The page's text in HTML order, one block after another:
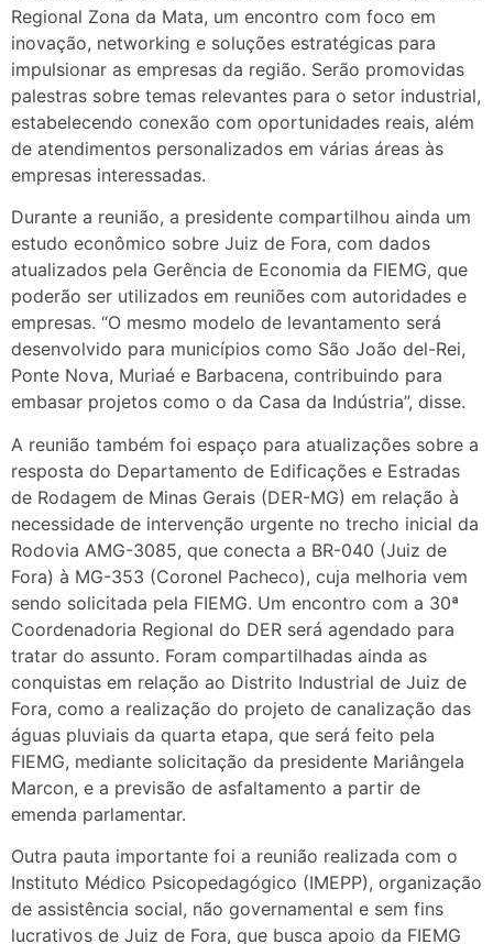
Regional Zona da Mata, um encontro com foco em
inovação, networking e soluções estratégicas para
impulsionar as empresas da região. Serão promovidas
palestras sobre temas relevantes para o setor industrial,
estabelecendo conexão com oportunidades reais, além
de atendimentos personalizados em várias áreas às
empresas interessadas.
Durante a reunião, a presidente compartilhou ainda um
estudo econômico sobre Juiz de Fora, com dados
atualizados pela Gerência de Economia da FIEMG, que
poderão ser utilizados em reuniões com autoridades e
empresas. “O mesmo modelo de levantamento será
desenvolvido para municípios como São João del-Rei,
Ponte Nova, Muriaé e Barbacena, contribuindo para
embasar projetos como o da Casa da Indústria”, disse.
A reunião também foi espaço para atualizações sobre a
resposta do Departamento de Edificações e Estradas
de Rodagem de Minas Gerais (DER-MG) em relação à
necessidade de intervenção urgente no trecho inicial da
Rodovia AMG-3085, que conecta a BR-040 (Juiz de
Fora) à MG-353 (Coronel Pacheco), cuja melhoria vem
sendo solicitada pela FIEMG. Um encontro com a 30ª
Coordenadoria Regional do DER será agendado para
tratar do assunto. Foram compartilhadas ainda as
conquistas em relação ao Distrito Industrial de Juiz de
Fora, como a realização do projeto de canalização das
águas pluviais da quarta etapa, que será feito pela
FIEMG, mediante solicitação da presidente Mariângela
Marcon, e a previsão de asfaltamento a partir de
emenda parlamentar.
Outra pauta importante foi a reunião realizada com o
Instituto Médico Psicopedagógico (IMEPP), organização
de assistência social, não governamental e sem fins
lucrativos de Juiz de Fora, que busca apoio da FIEMG